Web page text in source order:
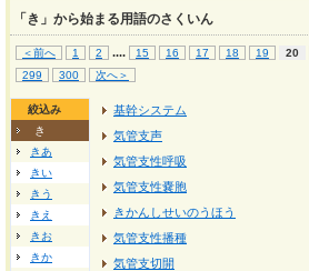
「き」から始まる用語のさくいん
＜前へ 1 2 .... 15 16 17 18 19 20
299 300 次へ＞
絞込み
き
きあ
きい
きう
きえ
きお
きか
基幹システム
気管支声
気管支性呼吸
気管支性嚢胞
きかんしせいのうほう
気管支性播種
気管支切開